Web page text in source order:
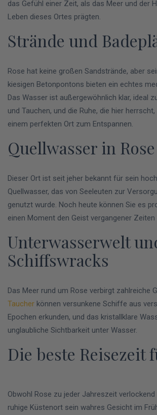
das Gefühl einer Zeit, als das Meer und der
Leben dieses Ortes prägten.
Strände und
Rose hat keine großen Sandstrände, aber
kiesigen Betonpontons bieten ein echtes
Das Wasser ist außergewöhnlich klar, ideal
und Tauchen, und die Ruhe, die hier
einem perfekten Ort zum Entspannen.
Quellwasser in Rose
Dieser Ort ist seit jeher bekannt für sein
Quellwasser, das von Seeleuten zur
genutzt wurde. Noch heute können Sie es
einen Moment den Geist vergangener Zeiten
Unterwasserwelt
Schiffswracks
Das Meer rund um Rose verbirgt zahlreiche
Taucher können versunkene Schiffe aus
Epochen erkunden, und das kristallklare
unglaubliche Sichtbarkeit unter Wasser.
Die beste Reisezeit
Obwohl Rose zu jeder Jahreszeit
ruhige Küstenort sein wahres Gesicht im